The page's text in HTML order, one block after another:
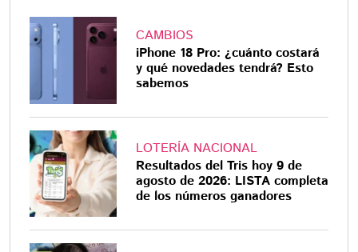
CAMBIOS
iPhone 18 Pro: ¿cuánto costará
y qué novedades tendrá? Esto
sabemos
LOTERÍA NACIONAL
Resultados del Tris hoy 9 de
agosto de 2026: LISTA completa
de los números ganadores